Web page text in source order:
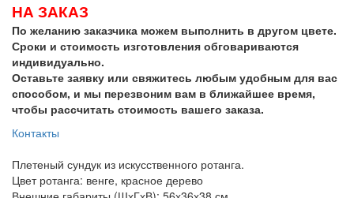
НА ЗАКАЗ
По желанию заказчика можем выполнить в другом цвете.
Сроки и стоимость изготовления обговариваются
индивидуально.
Оставьте заявку или свяжитесь любым удобным для вас
способом, и мы перезвоним вам в ближайшее время,
чтобы рассчитать стоимость вашего заказа.
Контакты
Плетеный сундук из искусственного ротанга.
Цвет ротанга: венге, красное дерево